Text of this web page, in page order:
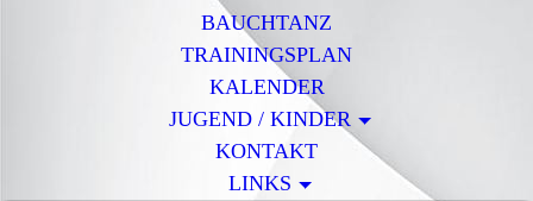
BAUCHTANZ
TRAININGSPLAN
KALENDER
JUGEND / KINDER
KONTAKT
LINKS